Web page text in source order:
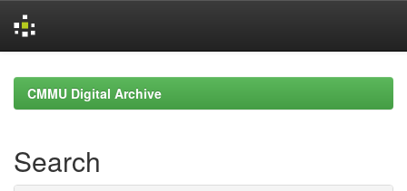
navigationCMMU Digital Archive
Search